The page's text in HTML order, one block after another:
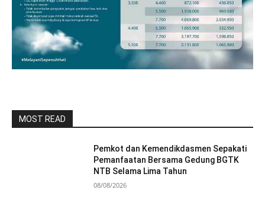
MOST READ
Pemkot dan Kemendikdasmen Sepakati
Pemanfaatan Bersama Gedung BGTK
NTB Selama Lima Tahun
08/08/2026